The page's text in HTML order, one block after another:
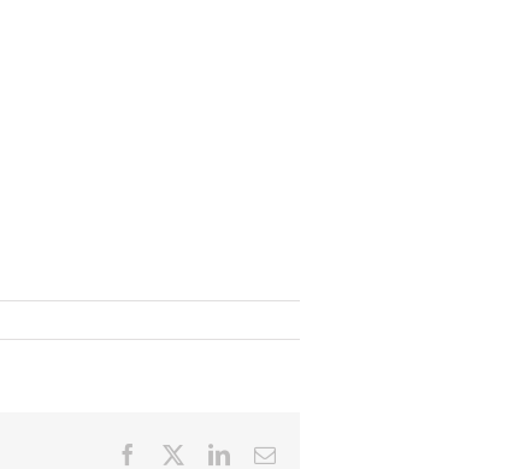
Facebook LinkedInSähköposti